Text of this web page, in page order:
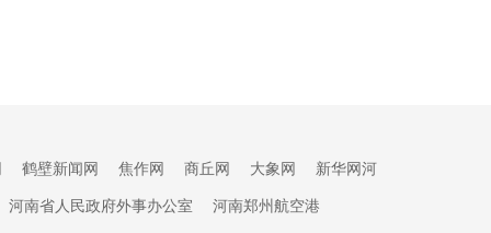
鹤壁新闻网 焦作网 商丘网 大象网
新华网河
河南省人民政府外事办公室
河南郑州航空港